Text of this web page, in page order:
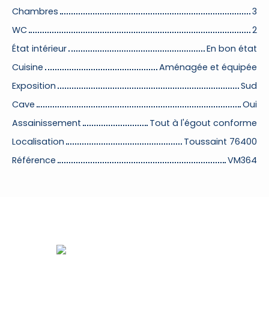
Chambres
3
WC
2
État intérieur
En bon état
Cuisine
Aménagée et équipée
Exposition
Sud
Cave
Oui
Assainissement
Tout à l'égout conforme
Localisation
Toussaint 76400
Référence
VM364